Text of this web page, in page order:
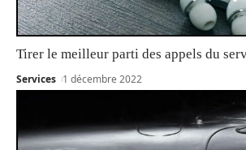
Tirer le meilleur parti des appels du
Services 1 décembre 2022